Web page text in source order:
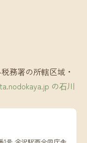
務署の所轄区域・
の石川